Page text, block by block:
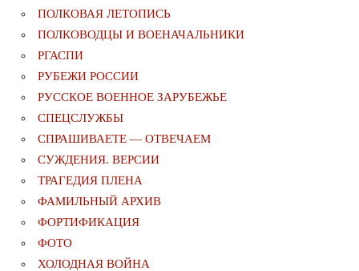
ПОЛКОВАЯ ЛЕТОПИСЬ
ПОЛКОВОДЦЫ И ВОЕНАЧАЛЬНИКИ
РГАСПИ
РУБЕЖИ РОССИИ
РУССКОЕ ВОЕННОЕ ЗАРУБЕЖЬЕ
СПЕЦСЛУЖБЫ
СПРАШИВАЕТЕ — ОТВЕЧАЕМ
СУЖДЕНИЯ. ВЕРСИИ
ТРАГЕДИЯ ПЛЕНА
ФАМИЛЬНЫЙ АРХИВ
ФОРТИФИКАЦИЯ
ФОТО
ХОЛОДНАЯ ВОЙНА